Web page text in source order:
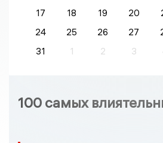
17
18 19 20
24
25 26 27
31
1 2 3
100 самых